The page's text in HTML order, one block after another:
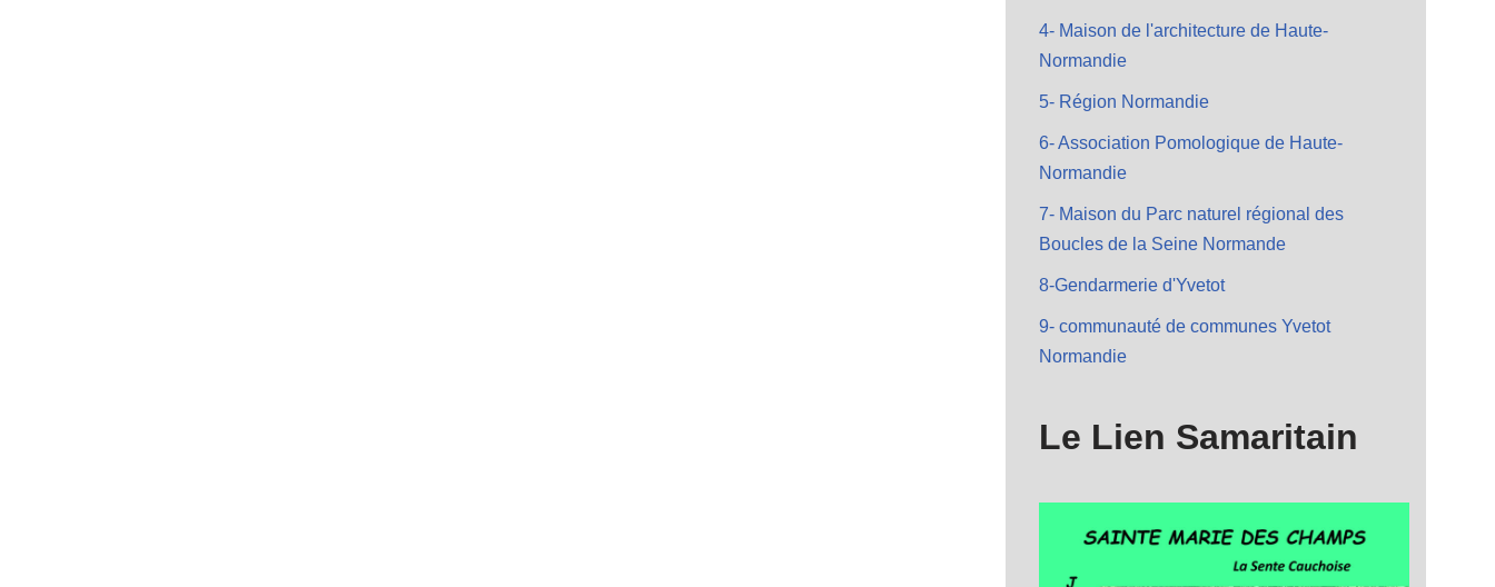
4- Maison de l'architecture de Haute-
Normandie
5- Région Normandie
6- Association Pomologique de Haute-
Normandie
7- Maison du Parc naturel régional des
Boucles de la Seine Normande
8-Gendarmerie d'Yvetot
9- communauté de communes Yvetot
Normandie
Le Lien Samaritain